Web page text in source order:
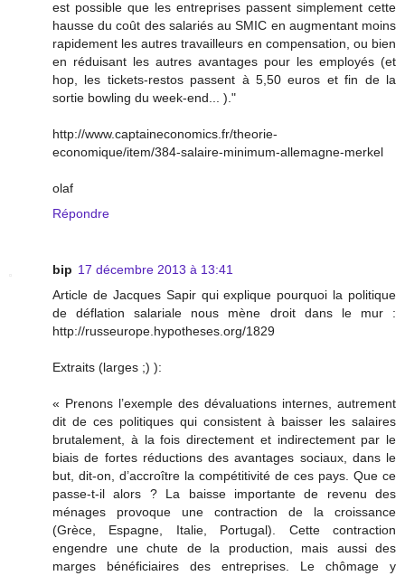
est possible que les entreprises passent simplement cette
hausse du coût des salariés au SMIC en augmentant moins
rapidement les autres travailleurs en compensation, ou bien
en réduisant les autres avantages pour les employés (et
hop, les tickets-restos passent à 5,50 euros et fin de la
sortie bowling du week-end... )."
http://www.captaineconomics.fr/theorie-
economique/item/384-salaire-minimum-allemagne-merkel
olaf
Répondre
bip 17 décembre 2013 à 13:41
Article de Jacques Sapir qui explique pourquoi la politique
de déflation salariale nous mène droit dans le mur :
http://russeurope.hypotheses.org/1829
Extraits (larges ;) ):
« Prenons l’exemple des dévaluations internes, autrement
dit de ces politiques qui consistent à baisser les salaires
brutalement, à la fois directement et indirectement par le
biais de fortes réductions des avantages sociaux, dans le
but, dit-on, d’accroître la compétitivité de ces pays. Que ce
passe-t-il alors ? La baisse importante de revenu des
ménages provoque une contraction de la croissance
(Grèce, Espagne, Italie, Portugal). Cette contraction
engendre une chute de la production, mais aussi des
marges bénéficiaires des entreprises. Le chômage y